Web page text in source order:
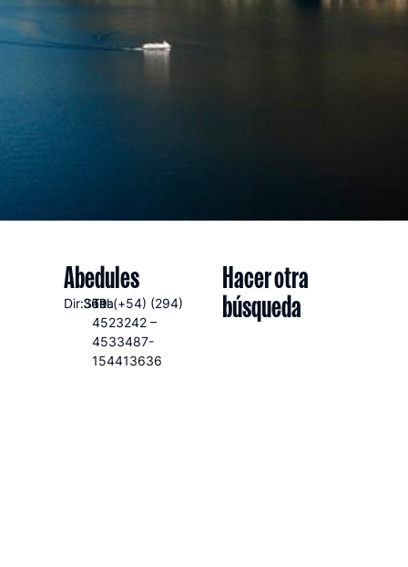
Abedules
Dir:Salta
369
Tel:(+54) (294)
4523242 –
4533487-
154413636
Hacer otra
búsqueda